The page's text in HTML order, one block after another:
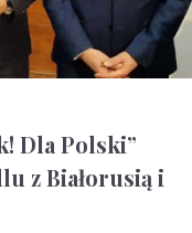
Dla Polski”
z Białorusią i